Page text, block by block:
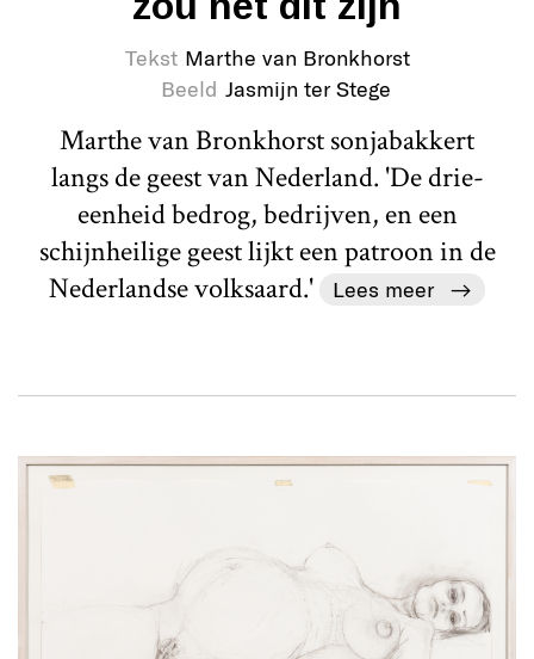
Tekst Marthe van Bronkhorst
Beeld Jasmijn ter Stege
Marthe van Bronkhorst sonjabakkert
langs de geest van Nederland. 'De drie-
eenheid bedrog, bedrijven, en een
schijnheilige geest lijkt een patroon in de
Nederlandse volksaard.'
Lees meer